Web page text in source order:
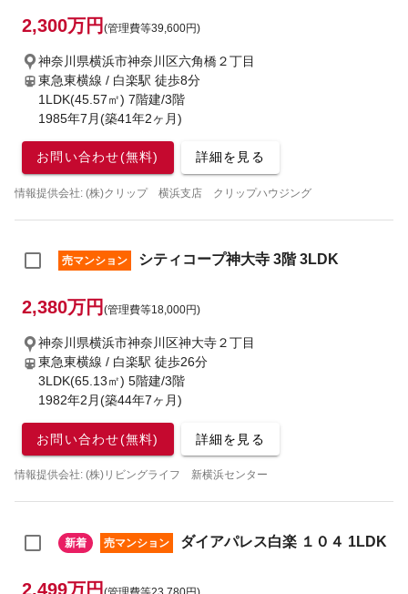
2,300万円 (管理費等39,600円)
神奈川県横浜市神奈川区六角橋２丁目
東急東横線 / 白楽駅 徒歩8分
1LDK(45.57㎡) 7階建/3階
1985年7月(築41年2ヶ月)
お問い合わせ(無料) 詳細を見る
情報提供会社: (株)クリップ 横浜支店 クリップハウジング
売マンション シティコープ神大寺 3階 3LDK
2,380万円 (管理費等18,000円)
神奈川県横浜市神奈川区神大寺２丁目
東急東横線 / 白楽駅 徒歩26分
3LDK(65.13㎡) 5階建/3階
1982年2月(築44年7ヶ月)
お問い合わせ(無料) 詳細を見る
情報提供会社: (株)リビングライフ 新横浜センター
新着 売マンション ダイアパレス白楽 １０４ 1LDK
2,499万円